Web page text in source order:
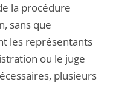
la procédure
sans que
les représentants
ou le juge
plusieurs